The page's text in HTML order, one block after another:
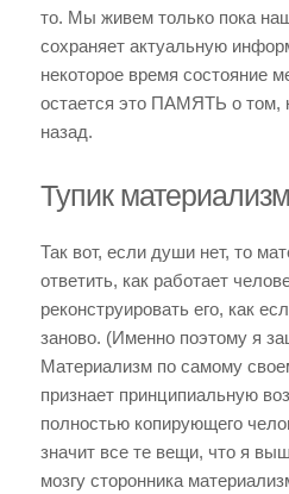
то. Мы живем только пока
сохраняет актуальную
некоторое время состояние
остается это ПАМЯТЬ о том,
назад.
Тупик
Так вот, если души нет, то
ответить, как работает
реконструировать его, как
заново. (Именно поэтому я
Материализм по самому
признает принципиальную
полностью копирующего
значит все те вещи, что я
мозгу сторонника